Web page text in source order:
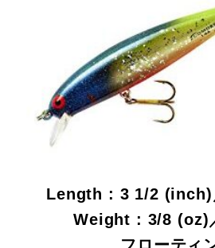
Length : 3 1/2 (inch)
Weight : 3/8 (oz)